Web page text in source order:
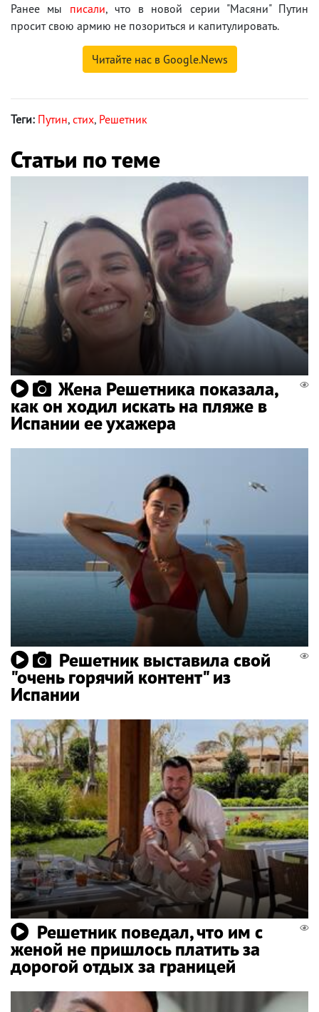
Ранее мы писали, что в новой серии "Масяни" Путин
просит свою армию не позориться и капитулировать.
Читайте нас в Google.News
Теги: Путин, стих, Решетник
Статьи по теме
Жена Решетника показала,
как он ходил искать на пляже в
Испании ее ухажера
Решетник выставила свой
"очень горячий контент" из
Испании
Решетник поведал, что им с
женой не пришлось платить за
дорогой отдых за границей